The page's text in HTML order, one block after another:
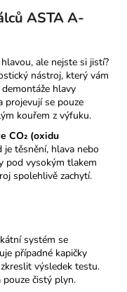
ASTA A-
ale nejste si jistí?
nástroj, který vám
hlavy
projevují se pouze
kouřem z výfuku.
CO₂ (oxidu
těsnění, hlava nebo
pod vysokým tlakem
spolehlivě zachytí.
systém se
případné kapičky
výsledek testu.
čistý plyn.